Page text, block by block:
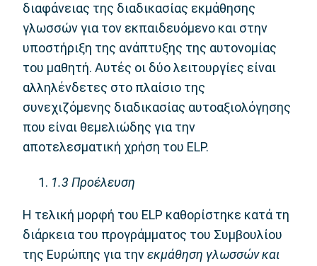
διαφάνειας της διαδικασίας εκμάθησης
γλωσσών για τον εκπαιδευόμενο και στην
υποστήριξη της ανάπτυξης της αυτονομίας
του μαθητή. Αυτές οι δύο λειτουργίες είναι
αλληλένδετες στο πλαίσιο της
συνεχιζόμενης διαδικασίας αυτοαξιολόγησης
που είναι θεμελιώδης για την
αποτελεσματική χρήση του ELP.
1.3Προέλευση
Η τελική μορφή του ELP καθορίστηκε κατά τη
διάρκεια του προγράμματος του Συμβουλίου
της Ευρώπης για τηνεκμάθηση γλωσσών και